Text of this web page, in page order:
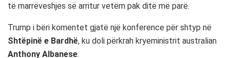
të marrëveshjes së arritur vetëm pak ditë më parë.
Trump i bëri komentet gjatë një konference për shtyp në
Shtëpinë e Bardhë, ku doli përkrah kryeministrit australian
Anthony Albanese.